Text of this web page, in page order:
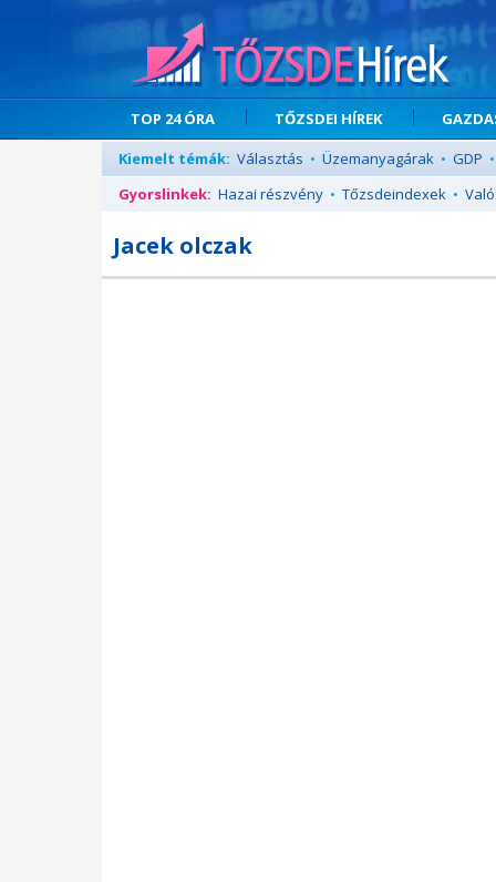
TOP 24 ÓRA TŐZSDEI HÍREK
Kiemelt témák: Választás • Üzemanyagárak • GDP •
Gyorslinkek: Hazai részvény • Tőzsdeindexek •
Jacek olczak